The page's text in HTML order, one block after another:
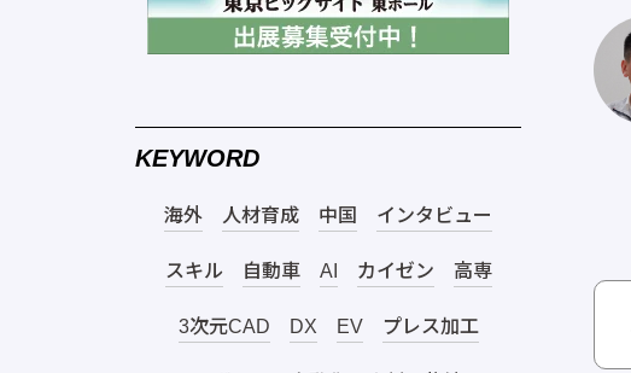
KEYWORD
海外 人材育成 中国 インタビュー
スキル 自動車 AI カイゼン 高専
3次元CAD DX EV プレス加工